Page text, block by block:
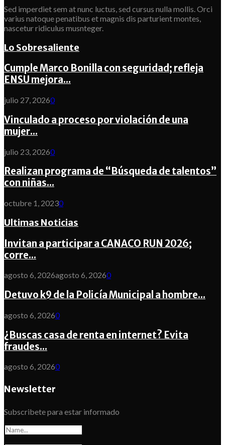
Sed imperdiet sem at nunc luctus, sed cursus nulla mollis. Orci
varius natoque penatibus et magnis dis parturient montes,
nascetur ridiculus musnteger.
Lo Sobresaliente
Cumple Marco Bonilla con seguridad; refleja
ENSU mejora...
julio 27, 20260
Vinculado a proceso por violación de una
mujer...
julio 23, 20260
Realizan programa de “Búsqueda de talentos”
con niñas...
octubre 1, 20230
Ultimas Noticias
Invitan a participar a CANACO RUN 2026;
corre...
agosto 6, 2026agosto 6, 20260
Detuvo k9 de la Policía Municipal a hombre...
agosto 6, 20260
¿Buscas casa de renta en internet? Evita
fraudes...
agosto 6, 20260
Newsletter
Subscribete para estar informado